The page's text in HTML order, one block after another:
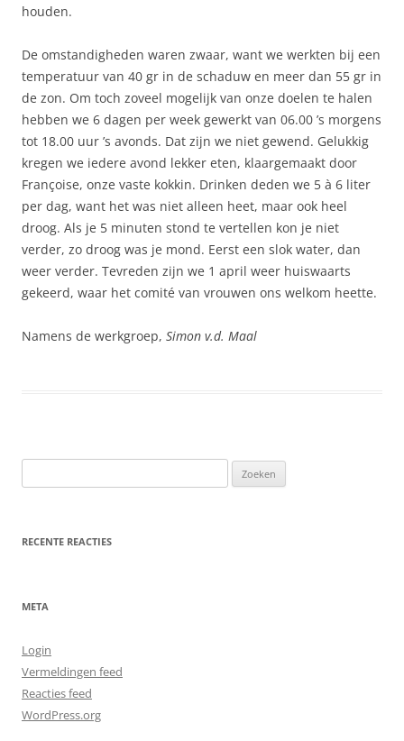
houden.
De omstandigheden waren zwaar, want we werkten bij een
temperatuur van 40 gr in de schaduw en meer dan 55 gr in
de zon. Om toch zoveel mogelijk van onze doelen te halen
hebben we 6 dagen per week gewerkt van 06.00 ’s morgens
tot 18.00 uur ’s avonds. Dat zijn we niet gewend. Gelukkig
kregen we iedere avond lekker eten, klaargemaakt door
Françoise, onze vaste kokkin. Drinken deden we 5 à 6 liter
per dag, want het was niet alleen heet, maar ook heel
droog. Als je 5 minuten stond te vertellen kon je niet
verder, zo droog was je mond. Eerst een slok water, dan
weer verder. Tevreden zijn we 1 april weer huiswaarts
gekeerd, waar het comité van vrouwen ons welkom heette.
Namens de werkgroep, Simon v.d. Maal
naar:
RECENTE REACTIES
META
Login
Vermeldingen feed
Reacties feed
WordPress.org